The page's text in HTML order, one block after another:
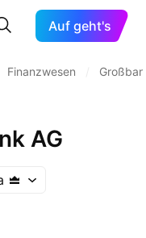
Auf geht's
Finanzwesen
AG